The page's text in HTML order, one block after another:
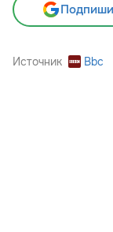
Источник Bbc